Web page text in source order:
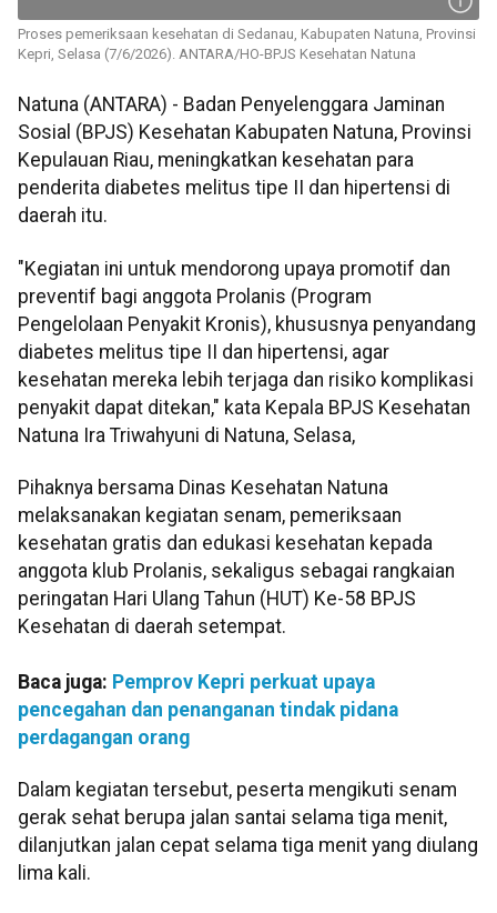
Proses pemeriksaan kesehatan di Sedanau, Kabupaten Natuna, Provinsi
Kepri, Selasa (7/6/2026). ANTARA/HO-BPJS Kesehatan Natuna
Natuna (ANTARA) - Badan Penyelenggara Jaminan
Sosial (BPJS) Kesehatan Kabupaten Natuna, Provinsi
Kepulauan Riau, meningkatkan kesehatan para
penderita diabetes melitus tipe II dan hipertensi di
daerah itu.
"Kegiatan ini untuk mendorong upaya promotif dan
preventif bagi anggota Prolanis (Program
Pengelolaan Penyakit Kronis), khususnya penyandang
diabetes melitus tipe II dan hipertensi, agar
kesehatan mereka lebih terjaga dan risiko komplikasi
penyakit dapat ditekan," kata Kepala BPJS Kesehatan
Natuna Ira Triwahyuni di Natuna, Selasa,
Pihaknya bersama Dinas Kesehatan Natuna
melaksanakan kegiatan senam, pemeriksaan
kesehatan gratis dan edukasi kesehatan kepada
anggota klub Prolanis, sekaligus sebagai rangkaian
peringatan Hari Ulang Tahun (HUT) Ke-58 BPJS
Kesehatan di daerah setempat.
Baca juga: Pemprov Kepri perkuat upaya
pencegahan dan penanganan tindak pidana
perdagangan orang
Dalam kegiatan tersebut, peserta mengikuti senam
gerak sehat berupa jalan santai selama tiga menit,
dilanjutkan jalan cepat selama tiga menit yang diulang
lima kali.